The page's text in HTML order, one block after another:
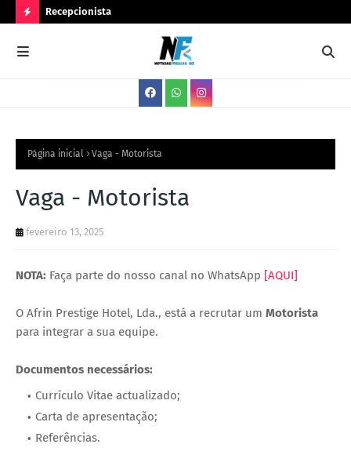
O
V
G
Recepcionista
Página inicial Vaga - Motorista
Vaga - Motorista
fevereiro 13, 2025
NOTA: Faça parte do nosso canal no WhatsApp [AQUI]
O Afrin Prestige Hotel, Lda., está a recrutar um Motorista
para integrar a sua equipe.
Documentos necessários:
Currículo Vitae actualizado;
Carta de apresentação;
Referências.